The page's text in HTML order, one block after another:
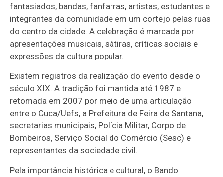
fantasiados, bandas, fanfarras, artistas, estudantes e
integrantes da comunidade em um cortejo pelas ruas
do centro da cidade. A celebração é marcada por
apresentações musicais, sátiras, críticas sociais e
expressões da cultura popular.
Existem registros da realização do evento desde o
século XIX. A tradição foi mantida até 1987 e
retomada em 2007 por meio de uma articulação
entre o Cuca/Uefs, a Prefeitura de Feira de Santana,
secretarias municipais, Polícia Militar, Corpo de
Bombeiros, Serviço Social do Comércio (Sesc) e
representantes da sociedade civil.
Pela importância histórica e cultural, o Bando